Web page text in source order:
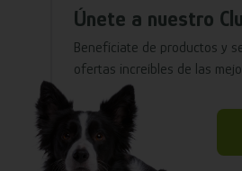
Únete a nuestro
Benefíciate de productos y
ofertas increíbles de las